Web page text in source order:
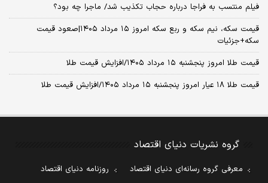
فیلم منتسب به فراجا درباره حجاب تکذیب شد/ ماجرا چه بود؟
قیمت سکه، نیم سکه و ربع سکه امروز ۱۵ مرداد ۱۴۰۵|صعود قیمت
سکه+جزئیات
قیمت طلا امروز پنجشنبه ۱۵ مرداد ۱۴۰۵/افزایش قیمت طلا
قیمت طلا ۱۸ عیار امروز پنجشنبه ۱۵ مرداد ۱۴۰۵/افزایش قیمت طلا
گروه نشریات دنیای اقتصاد
معرفی گروه رسانه‌ای دنیای اقتصاد
روزنامه دنیای اقتصاد